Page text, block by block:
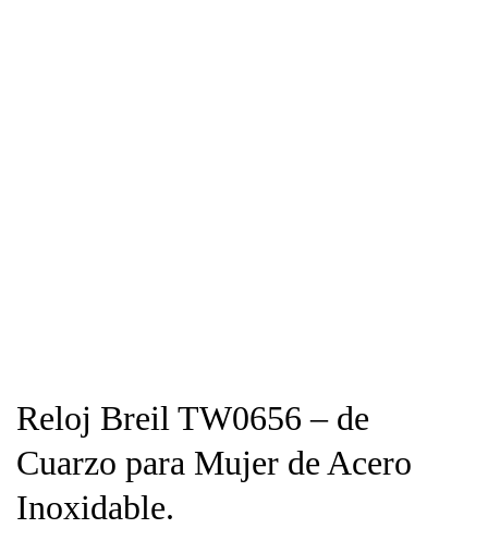
Reloj Breil TW0656 – de
Cuarzo para Mujer de Acero
Inoxidable.